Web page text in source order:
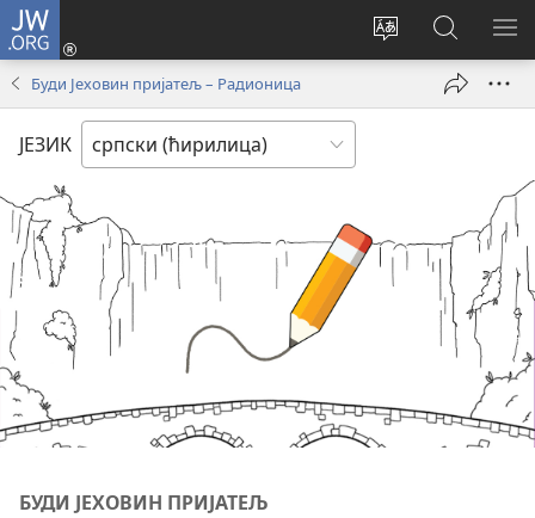
JW.ORG
Промени
Пријава
(отвара
Претрага
сајта
JW.ORG
Буди Јеховин пријатељ – Радионица
ЈЕЗИК
БУДИ ЈЕХОВИН ПРИЈАТЕЉ